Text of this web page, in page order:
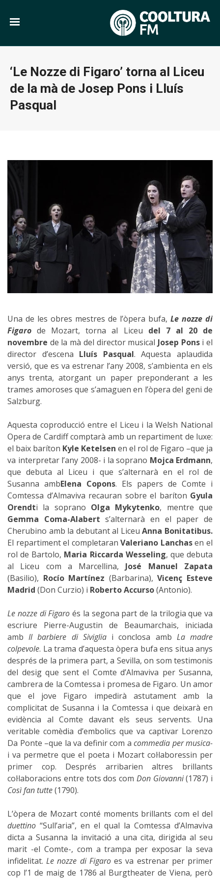
‘Le Nozze di Figaro’ torna al Liceu
de la mà de Josep Pons i Lluís
Pasqual
Una de les obres mestres de l’òpera bufa, Le nozze di
Figaro de Mozart, torna al Liceu del 7 al 20 de
novembre de la mà del director musical Josep Ponsi el
director d’escena Lluís Pasqual. Aquesta aplaudida
versió, que es va estrenar l’any 2008, s’ambienta en els
anys trenta, atorgant un paper preponderant a les
trames amoroses que s’amaguen en l’òpera del geni de
Salzburg.
Aquesta coproducció entre el Liceu i la Welsh National
Opera de Cardiff comptarà amb un repartiment de luxe:
el baix baríton Kyle Ketelsen en el rol de Figaro –que ja
va interpretar l’any 2008- i la soprano Mojca Erdmann,
que debuta al Liceu i que s’alternarà en el rol de
Susanna ambElena Copons. Els papers de Comte i
Comtessa d’Almaviva recauran sobre el baríton Gyula
Orendti la soprano Olga Mykytenko, mentre que
Gemma Coma-Alabert s’alternarà en el paper de
Cherubino amb la debutant al Liceu Anna Bonitatibus.
El repartiment el completaranValeriano Lanchasen el
rol de Bartolo, Maria Riccarda Wesseling, que debuta
al Liceu com a Marcellina, José Manuel Zapata
(Basilio), Rocío Martínez (Barbarina),Vicenç Esteve
Madrid (Don Curzio) i Roberto Accurso(Antonio).
Le nozze di Figaro és la segona part de la trilogia que va
escriure Pierre-Augustin de Beaumarchais, iniciada
ambIl barbiere di Siviglia i conclosa amb La madre
colpevole. La trama d’aquesta òpera bufa ens situa anys
després de la primera part, a Sevilla, on som testimonis
del desig que sent el Comte d’Almaviva per Susanna,
cambrera de la Comtessa i promesa de Figaro. Un amor
que el jove Figaro impedirà astutament amb la
complicitat de Susanna i la Comtessa i que deixarà en
evidència al Comte davant els seus servents. Una
veritable comèdia d’embolics que va captivar Lorenzo
Da Ponte –que la va definir com a commedia per musica-
i va permetre que el poeta i Mozart col·laboressin per
primer cop. Després arribarien altres brillants
col·laboracions entre tots dos com Don Giovanni(1787) i
Così fan tutte(1790).
L’òpera de Mozart conté moments brillants com el del
duettino “Sull’aria”, en el qual la Comtessa d’Almaviva
dicta a Susanna la invitació a una cita, dirigida al seu
marit -el Comte-, com a trampa per exposar la seva
infidelitat. Le nozze di Figaroes va estrenar per primer
cop l’1 de maig de 1786 al Burgtheater de Viena, però